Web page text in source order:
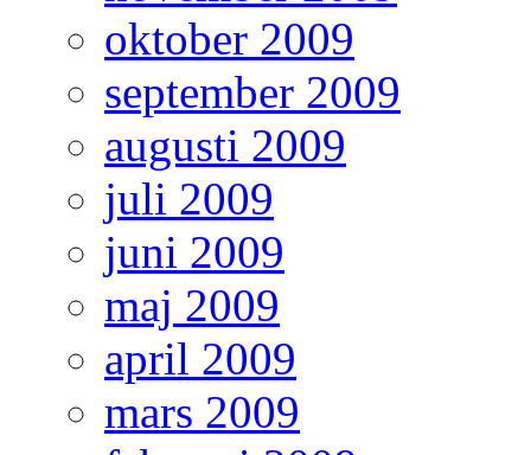
oktober 2009
september 2009
augusti 2009
juli 2009
juni 2009
maj 2009
april 2009
mars 2009